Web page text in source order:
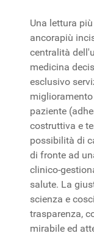
Una lettura
ancorapiù
centralità
medicina
esclusivo
paziente
costruttiva e
possibilità di
di fronte ad
clinico-
salute. La
scienza e
trasparenza,
mirabile ed